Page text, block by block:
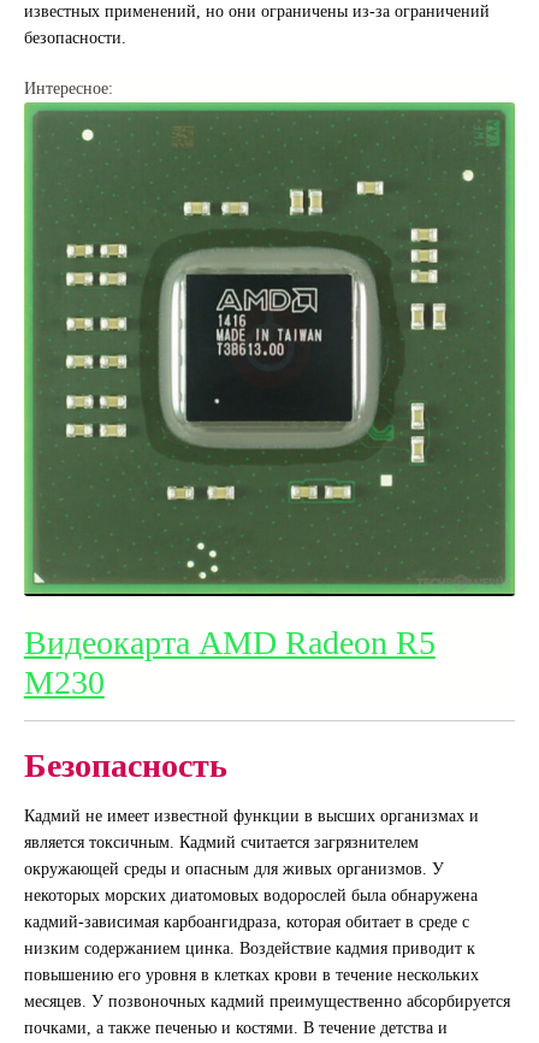
известных применений, но они ограничены из-за ограничений
безопасности.
Интересное:
Видеокарта AMD Radeon R5
M230
Безопасность
Кадмий не имеет известной функции в высших организмах и
является токсичным. Кадмий считается загрязнителем
окружающей среды и опасным для живых организмов. У
некоторых морских диатомовых водорослей была обнаружена
кадмий-зависимая карбоангидраза, которая обитает в среде с
низким содержанием цинка. Воздействие кадмия приводит к
повышению его уровня в клетках крови в течение нескольких
месяцев. У позвоночных кадмий преимущественно абсорбируется
почками, а также печенью и костями. В течение детства и